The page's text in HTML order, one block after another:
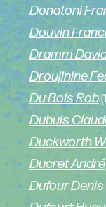
Donatoni
Douvin
Dramm
Droujinine
Du Bois Rob
Dubuis
Duckworth
Ducret André
Dufour Denis